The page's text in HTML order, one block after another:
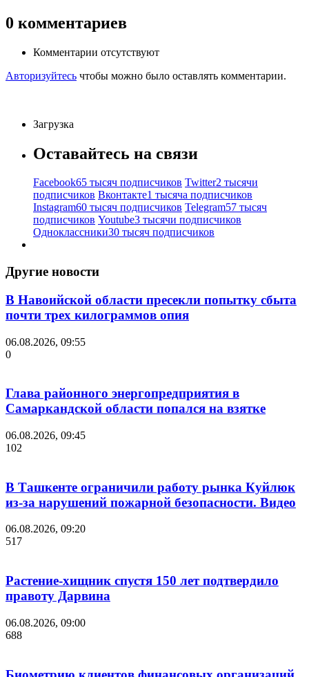
0 комментариев
Комментарии отсутствуют
Авторизуйтесь чтобы можно было оставлять комментарии.
Загрузка
Оставайтесь на связи
Facebook65 тысяч подписчиков Twitter2 тысячи
подписчиков Вконтакте1 тысяча подписчиков
Instagram60 тысяч подписчиков Telegram57 тысяч
подписчиков Youtube3 тысячи подписчиков
Одноклассники30 тысяч подписчиков
Другие новости
В Навоийской области пресекли попытку сбыта
почти трех килограммов опия
06.08.2026, 09:55
0
Глава районного энергопредприятия в
Самаркандской области попался на взятке
06.08.2026, 09:45
102
В Ташкенте ограничили работу рынка Куйлюк
из-за нарушений пожарной безопасности. Видео
06.08.2026, 09:20
517
Растение-хищник спустя 150 лет подтвердило
правоту Дарвина
06.08.2026, 09:00
688